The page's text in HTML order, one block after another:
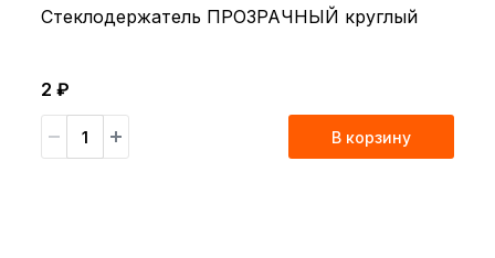
Стеклодержатель ПРОЗРАЧНЫЙ круглый
2 ₽
В корзину